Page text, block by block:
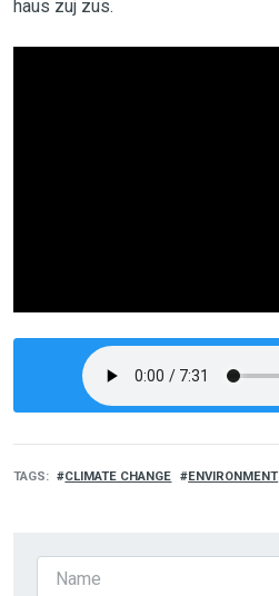
haus zuj zus.
TAGS CLIMATE CHANGE ENVIRONMENT